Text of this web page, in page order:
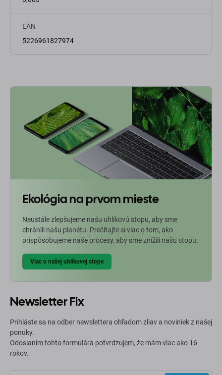
EAN
5226961827974
Ekológia na prvom mieste
Neustále zlepšujeme našu uhlíkovú stopu, aby sme
chránili našu planétu. Prečítajte si viac o tom, ako
prispôsobujeme naše procesy, aby sme znížili našu stopu.
Viac o našej uhlíkovej stope
Newsletter Fix
Prihláste sa na odber newslettera ohľadom zliav a noviniek z našej
ponuky.
Odoslaním tohto formulára potvrdzujem, že mám viac ako 16
rokov.